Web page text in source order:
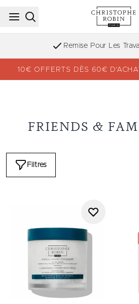
Remise Pour Les
10€ OFFERTS DÈS 60€
FRIENDS &
Filtres